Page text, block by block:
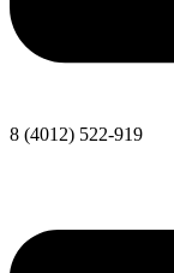
8 (4012) 522-919